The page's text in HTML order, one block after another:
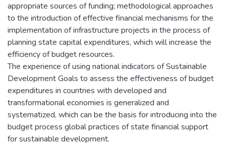
appropriate sources of funding; methodological approaches
to the introduction of effective financial mechanisms for the
implementation of infrastructure projects in the process of
planning state capital expenditures, which will increase the
efficiency of budget resources.
The experience of using national indicators of Sustainable
Development Goals to assess the effectiveness of budget
expenditures in countries with developed and
transformational economies is generalized and
systematized, which can be the basis for introducing into the
budget process global practices of state financial support
for sustainable development.